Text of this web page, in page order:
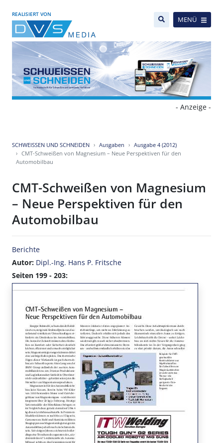
REALISIERT VON
MENÜ
- Anzeige -
SCHWEISSEN UND SCHNEIDEN Ausgaben
Ausgabe 4 (2012)
CMT-Schweißen von Magnesium – Neue Perspektiven für den
Automobilbau
CMT-Schweißen von Magnesium
– Neue Perspektiven für den
Automobilbau
Berichte
Autor: Dipl.-Ing. Hans P. Fritsche
Seiten 199 - 203: